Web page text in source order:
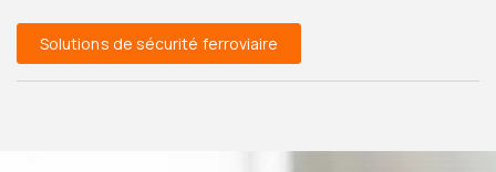
Solutions de sécurité ferroviaire